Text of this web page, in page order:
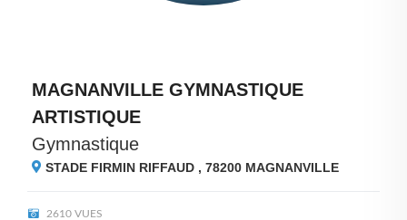
MAGNANVILLE GYMNASTIQUE
ARTISTIQUE
Gymnastique
STADE FIRMIN RIFFAUD , 78200 MAGNANVILLE
2610 VUES